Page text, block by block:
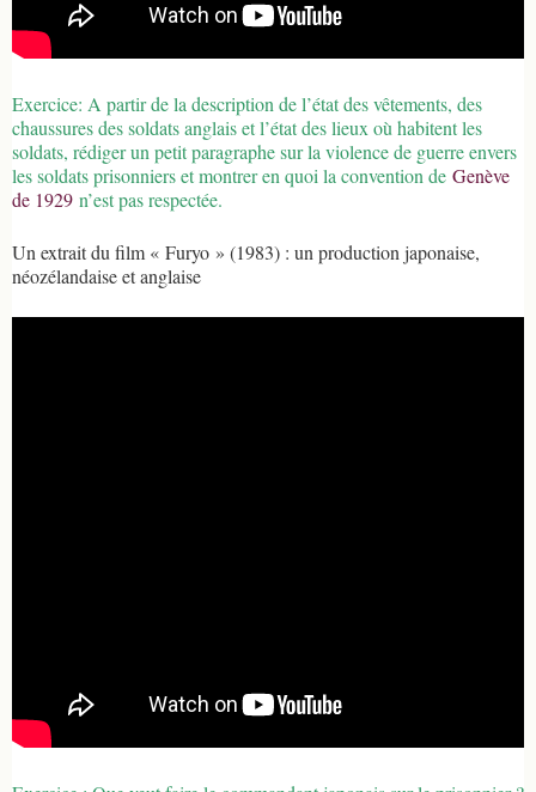
Exercice: A partir de la description de l’état des vêtements, des
chaussures des soldats anglais et l’état des lieux où habitent les
soldats, rédiger un petit paragraphe sur la violence de guerre envers
les soldats prisonniers et montrer en quoi la convention de Genève
de 1929 n’est pas respectée.
Un extrait du film « Furyo » (1983) : un production japonaise,
néozélandaise et anglaise